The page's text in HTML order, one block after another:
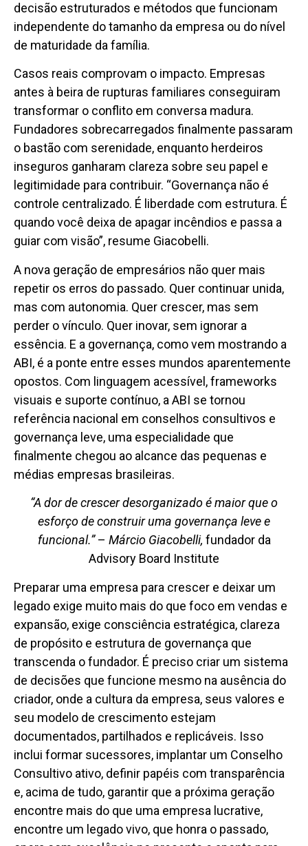
decisão estruturados e métodos que funcionam
independente do tamanho da empresa ou do nível
de maturidade da família.
Casos reais comprovam o impacto. Empresas
antes à beira de rupturas familiares conseguiram
transformar o conflito em conversa madura.
Fundadores sobrecarregados finalmente passaram
o bastão com serenidade, enquanto herdeiros
inseguros ganharam clareza sobre seu papel e
legitimidade para contribuir. “Governança não é
controle centralizado. É liberdade com estrutura. É
quando você deixa de apagar incêndios e passa a
guiar com visão”, resume Giacobelli.
A nova geração de empresários não quer mais
repetir os erros do passado. Quer continuar unida,
mas com autonomia. Quer crescer, mas sem
perder o vínculo. Quer inovar, sem ignorar a
essência. E a governança, como vem mostrando a
ABI, é a ponte entre esses mundos aparentemente
opostos. Com linguagem acessível, frameworks
visuais e suporte contínuo, a ABI se tornou
referência nacional em conselhos consultivos e
governança leve, uma especialidade que
finalmente chegou ao alcance das pequenas e
médias empresas brasileiras.
“A dor de crescer desorganizado é maior que o
esforço de construir uma governança leve e
funcional.”– Márcio Giacobelli, fundador da
Advisory Board Institute
Preparar uma empresa para crescer e deixar um
legado exige muito mais do que foco em vendas e
expansão, exige consciência estratégica, clareza
de propósito e estrutura de governança que
transcenda o fundador. É preciso criar um sistema
de decisões que funcione mesmo na ausência do
criador, onde a cultura da empresa, seus valores e
seu modelo de crescimento estejam
documentados, partilhados e replicáveis. Isso
inclui formar sucessores, implantar um Conselho
Consultivo ativo, definir papéis com transparência
e, acima de tudo, garantir que a próxima geração
encontre mais do que uma empresa lucrative,
encontre um legado vivo, que honra o passado,